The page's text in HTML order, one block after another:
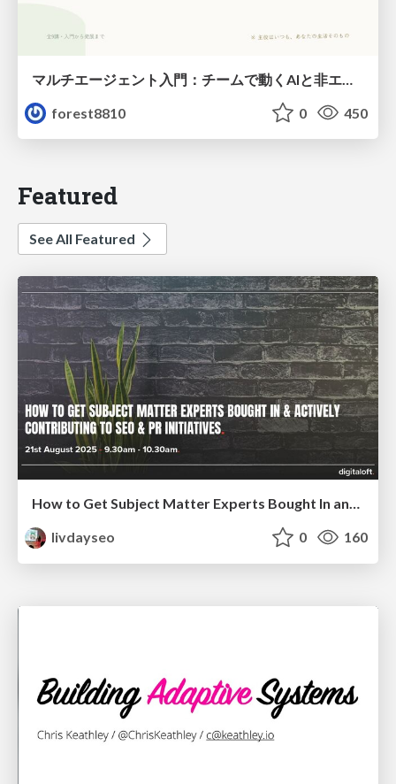
forest8810
0 450
Featured
See All Featured
How to Get Subject Matter Experts Bought In and Actively Contributing to SEO & PR Initiatives.
livdayseo
0 160